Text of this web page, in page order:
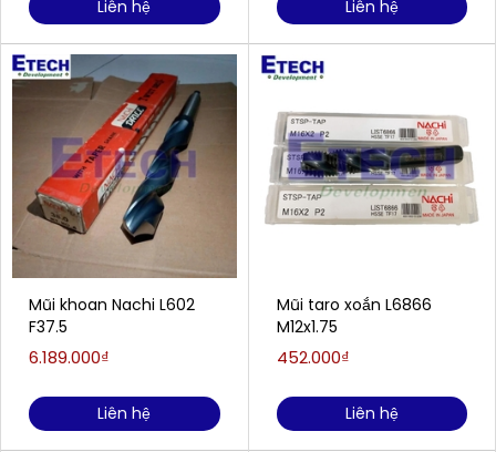
Liên hệ
Mũi khoan Nachi L602
F37.5
6.189.000₫
Liên hệ
Liên hệ
Mũi taro xoắn L6866
M12x1.75
452.000₫
Liên hệ